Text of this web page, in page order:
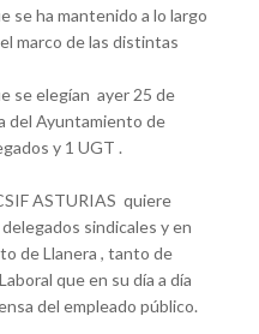
se ha mantenido a lo largo
marco de las distintas
se elegían ayer 25 de
del Ayuntamiento de
y 1 UGT .
ASTURIAS quiere
sindicales y en
de Llanera , tanto de
que en su día a día
del empleado público.